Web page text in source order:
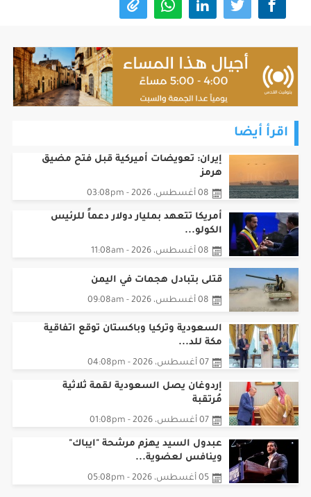
هرمز
08 أغسطس، 2026 - 03:08pm
أمريكا تتعهد بمليار دولار دعماً للرئيس
الكولو...
08 أغسطس، 2026 - 11:08am
08 أغسطس، 2026 - 09:08am
مكة للد...
07 أغسطس، 2026 - 04:08pm
إردوغان يصل السعودية لقمة ثلاثية
مُرتقبة
07 أغسطس، 2026 - 01:08pm
عبدول السيد يهزم مرشحة "ايباك"
وينافس لعضوية...
05 أغسطس، 2026 - 05:08pm